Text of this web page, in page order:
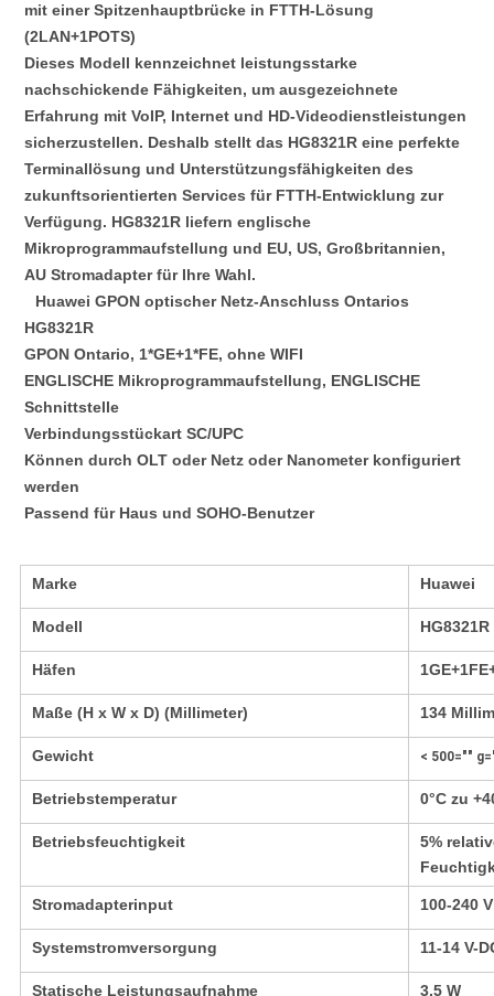
mit einer Spitzenhauptbrücke in FTTH-Lösung
(2LAN+1POTS)
Dieses Modell kennzeichnet leistungsstarke
nachschickende Fähigkeiten, um ausgezeichnete
Erfahrung mit VoIP, Internet und HD-Videodienstleistungen
sicherzustellen. Deshalb stellt das HG8321R eine perfekte
Terminallösung und Unterstützungsfähigkeiten des
zukunftsorientierten Services für FTTH-Entwicklung zur
Verfügung. HG8321R liefern englische
Mikroprogrammaufstellung und EU, US, Großbritannien,
AU Stromadapter für Ihre Wahl.
Huawei GPON optischer Netz-Anschluss Ontarios
HG8321R
GPON Ontario, 1*GE+1*FE, ohne WIFI
ENGLISCHE Mikroprogrammaufstellung, ENGLISCHE
Schnittstelle
Verbindungsstückart SC/UPC
Können durch OLT oder Netz oder Nanometer konfiguriert
werden
Passend für Haus und SOHO-Benutzer
Marke Huawei
Modell HG8321R
Häfen
Maße (H x W x D) (Millimeter) 134
Gewicht < 500=""
Betriebstemperatur 0°C zu
Betriebsfeuchtigkeit
5%
Stromadapterinput 100-240
Systemstromversorgung 11-14 V-
Statische Leistungsaufnahme 3,5 W